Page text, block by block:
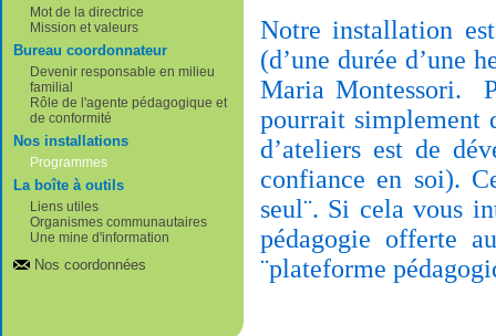
Mot de la directrice
Mission et valeurs
Bureau coordonnateur
Devenir responsable en milieu
familial
Rôle de l'agente pédagogique et
de conformité
Nos installations
Programmes
La boîte à outils
Liens utiles
Organismes communautaires
Une mine d'information
Nos coordonnées
Notre installation
(d’une durée d’une
Maria Montessori.
pourrait simplement
d’ateliers est de
confiance en soi).
seul¨. Si cela vous
pédagogie offerte
¨plateforme